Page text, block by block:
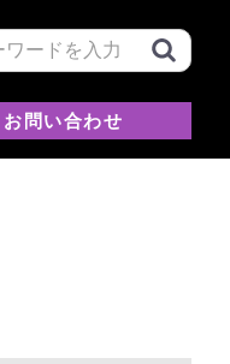
お問い合わせ